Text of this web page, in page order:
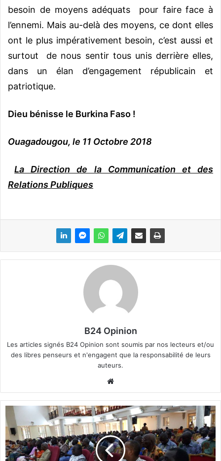
besoin de moyens adéquats pour faire face à
l’ennemi. Mais au-delà des moyens, ce dont elles
ont le plus impérativement besoin, c’est aussi et
surtout de nous sentir tous unis derrière elles,
dans un élan d’engagement républicain et
patriotique.
Dieu bénisse le Burkina Faso !
Ouagadougou, le 11 Octobre 2018
La Direction de la Communication et des
Relations Publiques
B24 Opinion
Les articles signés B24 Opinion sont soumis par nos lecteurs et/ou
des libres penseurs et n'engagent que la responsabilité de leurs
auteurs.
bsi
te
u
k
i